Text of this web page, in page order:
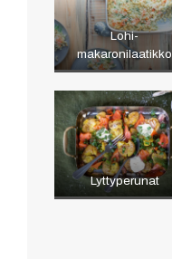
Lohi-
makaronilaatikko
Lyttyperunat